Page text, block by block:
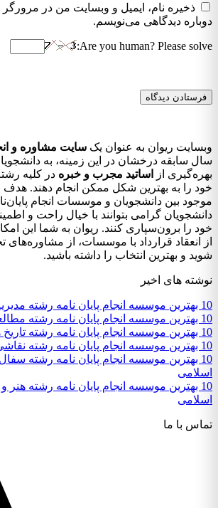
ذخیره نام، ایمیل و وبسایت من در مرورگر
دوباره دیدگاهی می‌نویسم.
Are you human? Please solve:
وبسایت ریوان به عنوان یک سایت مشاوره و
سال سابقه درخشان در این زمینه، به
بهره‌گیری از
اساتید مجرب و خبره در کلیه
خود را به بهترین شکل ممکن انجام دهند. هدف
موجود بین دانشجویان و موسسات انجام
دانشجویان گرامی بتوانند با خیال راحت و
خود را برون‌سپاری کنند. ریوان به شما این
از انعقاد قرارداد با موسسات، از
شوید و بهترین انتخاب را داشته باشید.
نوشته های اخیر
10 بهترین موسسه انجام پایان نامه رشته مدیریت موزه
10 بهترین موسسه انجام پایان نامه رشته مطالعات موزه
10 بهترین موسسه انجام پایان نامه رشته تاریخ هنر ایران اسلامی
10 بهترین موسسه انجام پایان نامه رشته نقاشی ایرانی
10 بهترین موسسه انجام پایان نامه رشته
اسلامی
10 بهترین موسسه انجام پایان نامه رشته هنر
اسلامی
تماس با ما